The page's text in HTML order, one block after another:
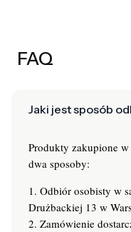
FAQ
Jaki jest sposób
Produkty zakupione
dwa sposoby:
1. Odbiór osobisty w
Drużbackiej 13 w
2. Zamówienie